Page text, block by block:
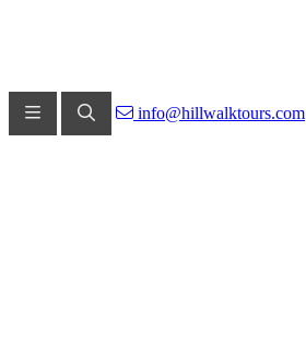
info@hillwalktours.com